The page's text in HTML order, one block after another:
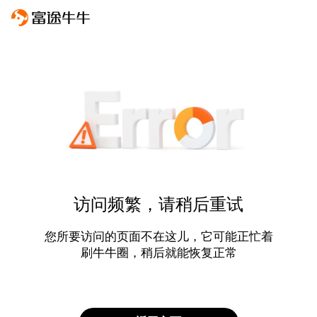
访问频繁，请稍后重试
您所要访问的页面不在这儿，它可能正忙着
刷牛牛圈，稍后就能恢复正常